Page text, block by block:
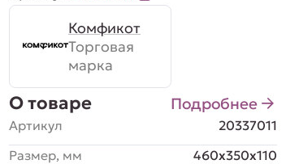
Комфикот
Торговая
марка
О товаре Подробнее
Артикул
20337011
Размер, мм
460x350x110